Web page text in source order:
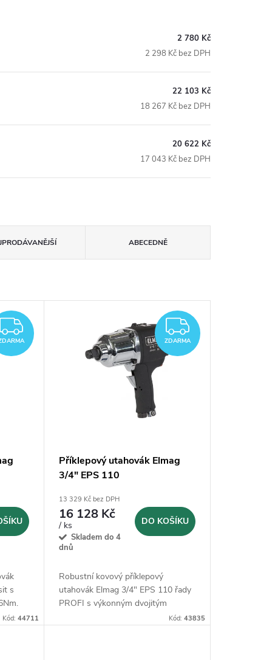
2 780 Kč
2 298 Kč bez DPH
22 103 Kč
18 267 Kč bez DPH
20 622 Kč
17 043 Kč bez DPH
ABECEDNĚ
ZDARMA
s
Kód: 44711
ZDARMA
Příklepový utahovák Elmag
3/4" EPS 110
13 329 Kč bez DPH
16 128 Kč
/ ks
Skladem do 4
dnů
DO KOŠÍKU
Robustní kovový příklepový
utahovák Elmag 3/4" EPS 110 řady
PROFI s výkonným dvojitým
Kód: 43835